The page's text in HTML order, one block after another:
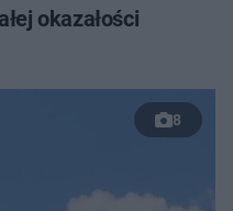
okazałości
8